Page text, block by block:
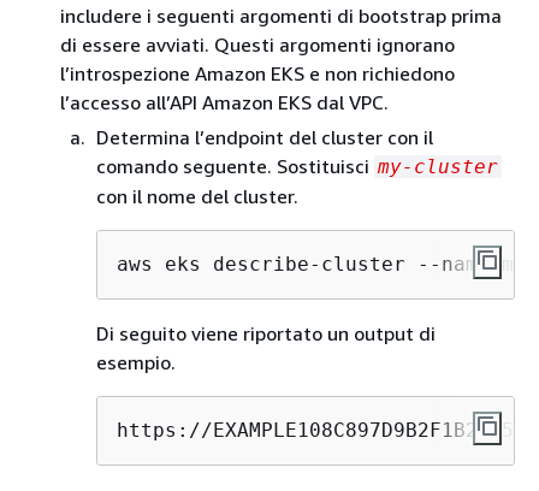
includere i seguenti argomenti di bootstrap prima
di essere avviati. Questi argomenti ignorano
l’introspezione Amazon EKS e non richiedono
l’accesso all’API Amazon EKS dal VPC.
Determina l’endpoint del cluster con il
comando seguente. Sostituisci my-cluster
con il nome del cluster.
aws eks describe-cluster --name
Di seguito viene riportato un output di
esempio.
https://